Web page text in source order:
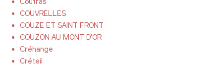
COUVRELLES
COUZE ET SAINT FRONT
COUZON AU MONT D'OR
Créhange
Créteil